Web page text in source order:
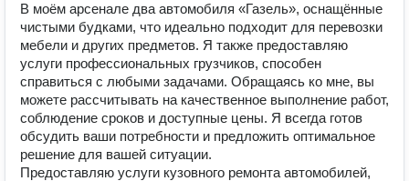
В моём арсенале два автомобиля «Газель», оснащённые
чистыми будками, что идеально подходит для перевозки
мебели и других предметов. Я также предоставляю
услуги профессиональных грузчиков, способен
справиться с любыми задачами. Обращаясь ко мне, вы
можете рассчитывать на качественное выполнение работ,
соблюдение сроков и доступные цены. Я всегда готов
обсудить ваши потребности и предложить оптимальное
решение для вашей ситуации.
Предоставляю услуги кузовного ремонта автомобилей,